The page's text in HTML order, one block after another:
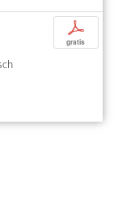
p
gratis